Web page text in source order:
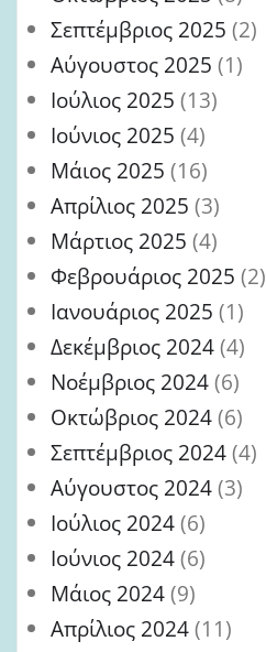
Σεπτέμβριος 2025 (2)
Αύγουστος 2025 (1)
Ιούλιος 2025 (13)
Ιούνιος 2025 (4)
Μάιος 2025 (16)
Απρίλιος 2025 (3)
Μάρτιος 2025 (4)
Φεβρουάριος 2025 (2)
Ιανουάριος 2025 (1)
Δεκέμβριος 2024(4)
Νοέμβριος 2024(6)
Οκτώβριος 2024(6)
Σεπτέμβριος 2024(4)
Αύγουστος 2024(3)
Ιούλιος 2024(6)
Ιούνιος 2024(6)
Μάιος 2024(9)
Απρίλιος 2024(11)